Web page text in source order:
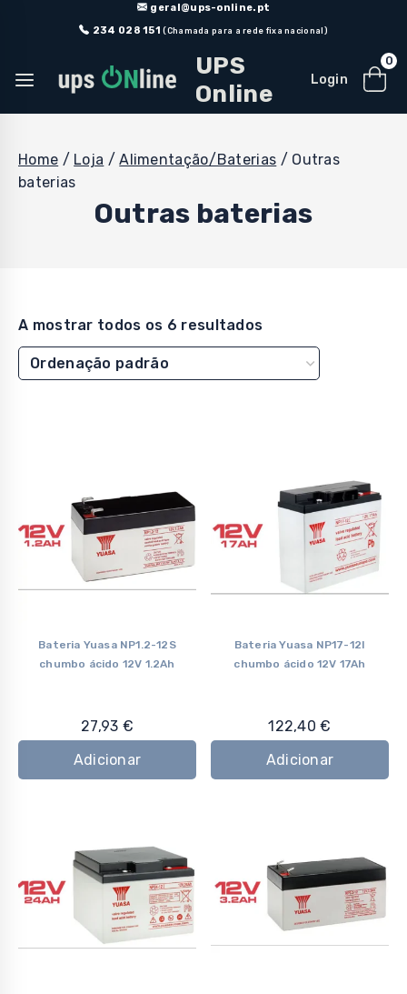
geral@ups-online.pt
234 028 151 (Chamada para a rede fixa nacional)
UPS
Online
Login
0
Home / Loja / Alimentação/Baterias / Outras
baterias
Outras baterias
A mostrar todos os 6 resultados
Bateria Yuasa NP1.2-12S
chumbo ácido 12V 1.2Ah
27,93 €
Adicionar
Bateria Yuasa NP17-12I
chumbo ácido 12V 17Ah
122,40€
Adicionar